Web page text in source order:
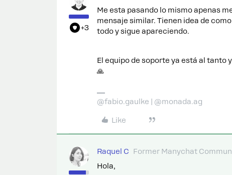
+3
Me esta pasando lo mismo apenas
mensaje similar. Tienen idea de
todo y sigue apareciendo.
El equipo de soporte ya está al tanto
🙏
@fabio.gaulke | @monada.ag
Like
Raquel C Former Manychat
Hola,